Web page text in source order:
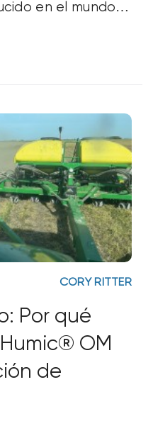
en el mundo!
Huma Netics®
CORY RITTER
Por qué
OM
de